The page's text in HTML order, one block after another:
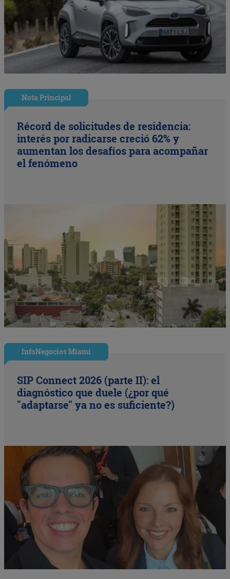
Nota Principal
Récord de solicitudes de residencia:
interés por radicarse creció 62% y
aumentan los desafíos para acompañar
el fenómeno
InfoNegocios Miami
SIP Connect 2026 (parte II): el
diagnóstico que duele (¿por qué
"adaptarse" ya no es suficiente?)